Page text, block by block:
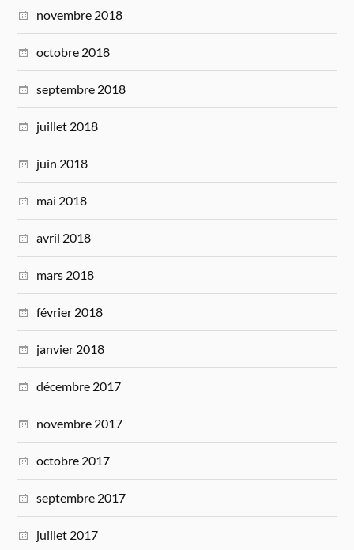
novembre 2018
octobre 2018
septembre 2018
juillet 2018
juin 2018
mai 2018
avril 2018
mars 2018
février 2018
janvier 2018
décembre 2017
novembre 2017
octobre 2017
septembre 2017
juillet 2017